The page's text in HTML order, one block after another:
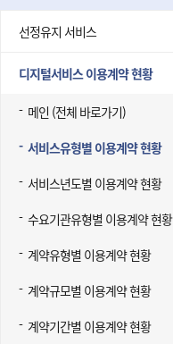
선정유지 서비스
디지털서비스 이용계약 현황
메인 (전체 바로가기)
서비스유형별 이용계약 현황
서비스년도별 이용계약 현황
수요기관유형별 이용계약 현황
계약유형별 이용계약 현황
계약규모별 이용계약 현황
계약기간별 이용계약 현황